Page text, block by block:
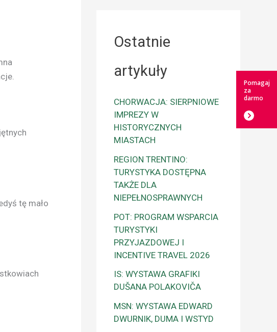
tę mało
Ostatnie
artykuły
CHORWACJA: SIERPNIOWE
IMPREZY W
HISTORYCZNYCH
MIASTACH
REGION TRENTINO:
TURYSTYKA DOSTĘPNA
TAKŻE DLA
NIEPEŁNOSPRAWNYCH
POT: PROGRAM WSPARCIA
TURYSTYKI
PRZYJAZDOWEJ I
INCENTIVE TRAVEL 2026
IS: WYSTAWA GRAFIKI
DUŠANA POLAKOVIČA
MSN: WYSTAWA EDWARD
DWURNIK, DUMA I WSTYD
Pomagaj
za
darmo